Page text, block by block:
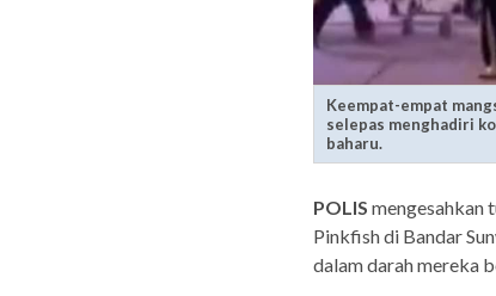
Keempat-empat
selepas menghadiri
baharu.
POLIS mengesahkan
Pinkfish di Bandar
dalam darah mereka